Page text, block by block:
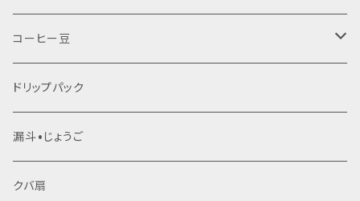
コーヒー豆
生豆
焙煎豆
ドリップパック
漏斗•じょうご
クバ扇